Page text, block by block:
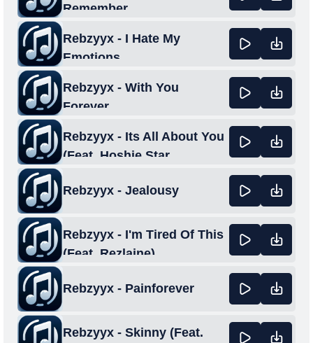
Remember
Rebzyyx - I Hate My
Emotions
Rebzyyx - With You
Forever
Rebzyyx - Its All About You
(Feat. Hoshie Star,
Rebzyyx - Jealousy
Rebzyyx - I'm Tired Of This
(Feat. Rezlaine)
Rebzyyx - Painforever
Rebzyyx - Skinny (Feat.